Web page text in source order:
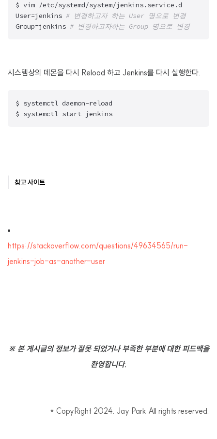
$ vim /etc/systemd/system/jenkins.service.d
User=jenkins # 변경하고자 하는 User 명으로 변경
Group=jenkins # 변경하고자하는 Group 명으로 변경
시스템상의 데몬을 다시 Reload 하고 Jenkins를 다시 실행한다.
$ systemctl daemon-reload
$ systemctl start jenkins
참고 사이트
https://stackoverflow.com/questions/49634565/run-
jenkins-job-as-another-user
※ 본 게시글의 정보가 잘못 되었거나 부족한 부분에 대한 피드백을
환영합니다.
* CopyRight 2024. Jay Park All rights reserved.